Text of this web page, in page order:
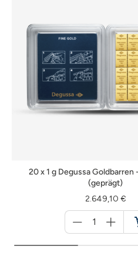
20 x 1 g Degussa Goldbarren
(geprägt)
2.649,10 €
für
Warenkorb